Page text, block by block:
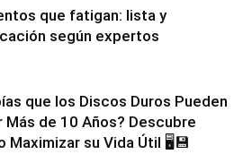
que fatigan: lista y
según expertos
que los Discos Duros Pueden
Más de 10 Años? Descubre
Maximizar su Vida Útil 🖥️💾